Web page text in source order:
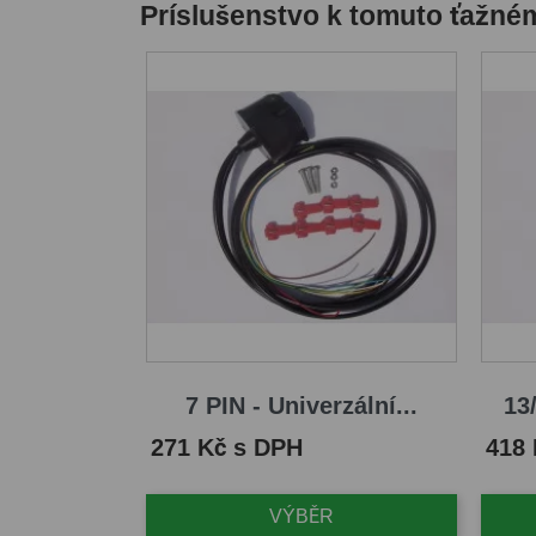
Príslušenstvo k tomuto
7 PIN - Univerzální...
Cena
271 Kč s DPH
VÝBĚR
Cena
418